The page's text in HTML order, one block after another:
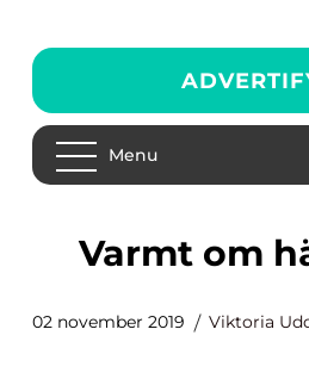
Menu
Varmt om
02 november 2019 Viktoria